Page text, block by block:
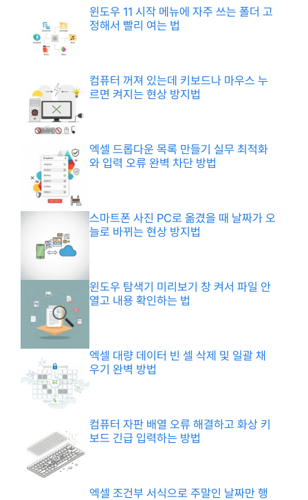
윈도우 11 시작 메뉴에 자주 쓰는 폴더 고
정해서 빨리 여는 법
컴퓨터 꺼져 있는데 키보드나 마우스 누
르면 켜지는 현상 방지법
엑셀 드롭다운 목록 만들기 실무 최적화
와 입력 오류 완벽 차단 방법
스마트폰 사진 PC로 옮겼을 때 날짜가 오
늘로 바뀌는 현상 방지법
윈도우 탐색기 미리보기 창 켜서 파일 안
열고 내용 확인하는 법
엑셀 대량 데이터 빈 셀 삭제 및 일괄 채
우기 완벽 방법
컴퓨터 자판 배열 오류 해결하고 화상 키
보드 긴급 입력하는 방법
엑셀 조건부 서식으로 주말인 날짜만 행